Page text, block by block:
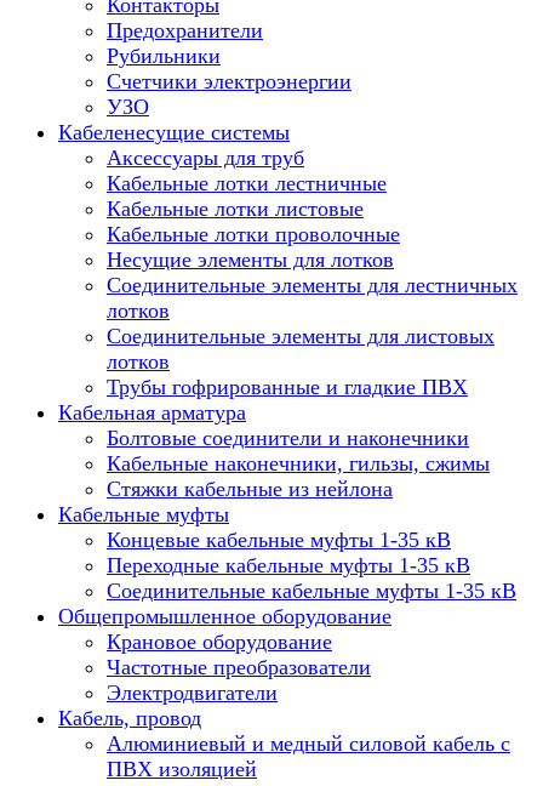
Контакторы
Предохранители
Рубильники
Счетчики электроэнергии
УЗО
Кабеленесущие системы
Аксессуары для труб
Кабельные лотки лестничные
Кабельные лотки листовые
Кабельные лотки проволочные
Несущие элементы для лотков
Соединительные элементы для лестничных
лотков
Соединительные элементы для листовых
лотков
Трубы гофрированные и гладкие ПВХ
Кабельная арматура
Болтовые соединители и наконечники
Кабельные наконечники, гильзы, сжимы
Стяжки кабельные из нейлона
Кабельные муфты
Концевые кабельные муфты 1-35 кВ
Переходные кабельные муфты 1-35 кВ
Соединительные кабельные муфты 1-35 кВ
Общепромышленное оборудование
Крановое оборудование
Частотные преобразователи
Электродвигатели
Кабель, провод
Алюминиевый и медный силовой кабель с
ПВХ изоляцией